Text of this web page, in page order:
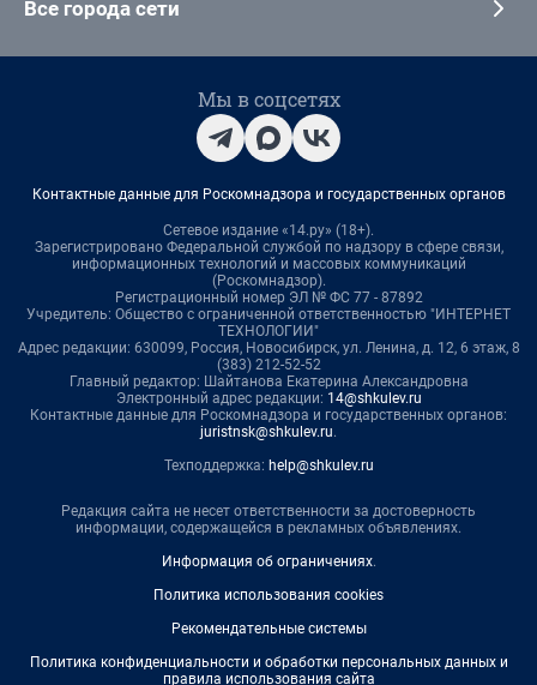
Все города сети
Мы в соцсетях
Контактные данные для Роскомнадзора и государственных органов
Сетевое издание «14.ру» (18+).
Зарегистрировано Федеральной службой по надзору в сфере связи,
информационных технологий и массовых коммуникаций
(Роскомнадзор).
Регистрационный номер ЭЛ № ФС 77 - 87892
Учредитель: Общество с ограниченной ответственностью "ИНТЕРНЕТ
ТЕХНОЛОГИИ"
Адрес редакции: 630099, Россия, Новосибирск, ул. Ленина, д. 12, 6 этаж, 8
(383) 212-52-52
Главный редактор: Шайтанова Екатерина Александровна
Электронный адрес редакции: 14@shkulev.ru
Контактные данные для Роскомнадзора и государственных органов:
juristnsk@shkulev.ru.
Техподдержка: help@shkulev.ru
Редакция сайта не несет ответственности за достоверность
информации, содержащейся в рекламных объявлениях.
Информация об ограничениях.
Политика использования cookies
Рекомендательные системы
Политика конфиденциальности и обработки персональных данных и
правила использования сайта